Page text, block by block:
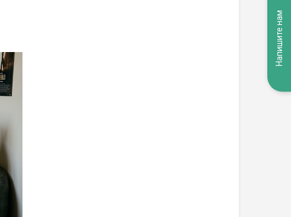
Напишите нам